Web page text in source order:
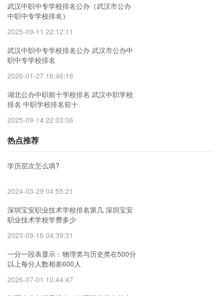
武汉中职中专学校排名公办（武汉市公办
中职中专学校排名）
2025-09-11 22:12:11
武汉中职中专学校排名公办 武汉市公办中
职中专学校排名
2026-01-27 16:46:16
湖北公办中职前十学校排名 武汉中职学校
排名 中职学校排名前十
2025-09-14 22:03:06
热点推荐
学历层次怎么填?
2024-03-29 04:55:21
深圳宝安职业技术学校排名第几 深圳宝安
职业技术学校学费多少
2023-09-16 04:39:31
一分一段表显示：物理类与历史类在500分
以上每分人数相差600人
2026-07-01 10:44:47